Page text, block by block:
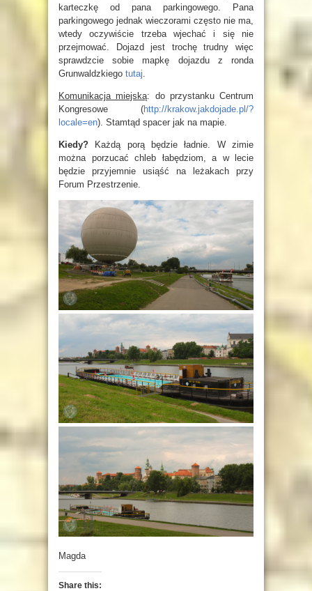
karteczkę od pana parkingowego. Pana
parkingowego jednak wieczorami często nie ma,
wtedy oczywiście trzeba wjechać i się nie
przejmować. Dojazd jest trochę trudny więc
sprawdzcie sobie mapkę dojazdu z ronda
Grunwaldzkiego tutaj.
Komunikacja miejską: do przystanku Centrum
Kongresowe (http://krakow.jakdojade.pl/?
locale=en). Stamtąd spacer jak na mapie.
Kiedy? Każdą porą będzie ładnie. W zimie
można porzucać chleb łabędziom, a w lecie
będzie przyjemnie usiąść na leżakach przy
Forum Przestrzenie.
Magda
Share this: